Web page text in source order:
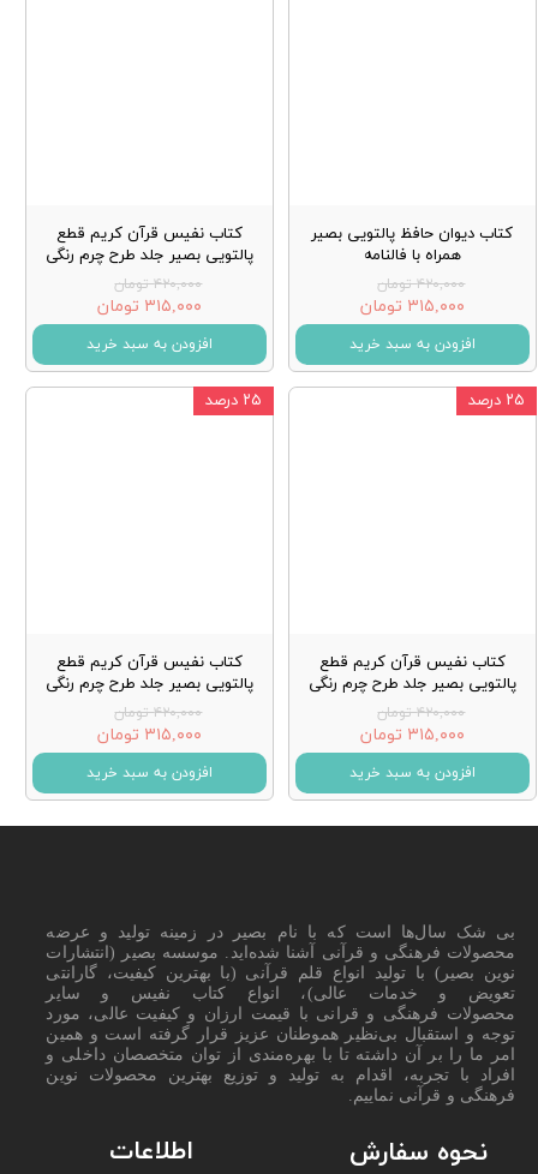
کتاب دیوان حافظ پالتویی بصیر
همراه با فالنامه
۴۲۰,۰۰۰ تومان
۳۱۵,۰۰۰ تومان
افزودن به سبد خرید
کتاب نفیس قرآن کریم قطع
پالتویی بصیر جلد طرح چرم رنگی
۴۲۰,۰۰۰ تومان
۳۱۵,۰۰۰ تومان
افزودن به سبد خرید
کتاب نفیس قرآن کریم قطع
پالتویی بصیر جلد طرح چرم رنگی
۴۲۰,۰۰۰ تومان
۳۱۵,۰۰۰ تومان
افزودن به سبد خرید
۲۵ درصد
کتاب نفیس قرآن کریم قطع
پالتویی بصیر جلد طرح چرم رنگی
۴۲۰,۰۰۰ تومان
۳۱۵,۰۰۰ تومان
افزودن به سبد خرید
۲۵ درصد
نحوه سفارش اطلاعات
بی شک سال‌ها است که با نام بصیر در زمینه تولید و عرضه
محصولات فرهنگی و قرآنی آشنا شده‌اید. موسسه بصیر (انتشارات
نوین بصیر) با تولید انواع قلم قرآنی (با بهترین کیفیت، گارانتی
تعویض و خدمات عالی)، انواع کتاب نفیس و سایر
محصولات فرهنگی و قرانی با قیمت ارزان و کیفیت عالی، مورد
توجه و استقبال بی‌نظیر هموطنان عزیز قرار گرفته است و همین
امر ما را بر آن داشته تا با بهره‌مندی از توان متخصصان داخلی و
افراد با تجربه، اقدام به تولید و توزیع بهترین محصولات نوین
فرهنگی و قرآنی نماییم.